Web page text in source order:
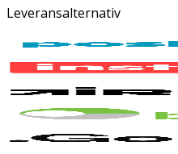
Leveransalternativ